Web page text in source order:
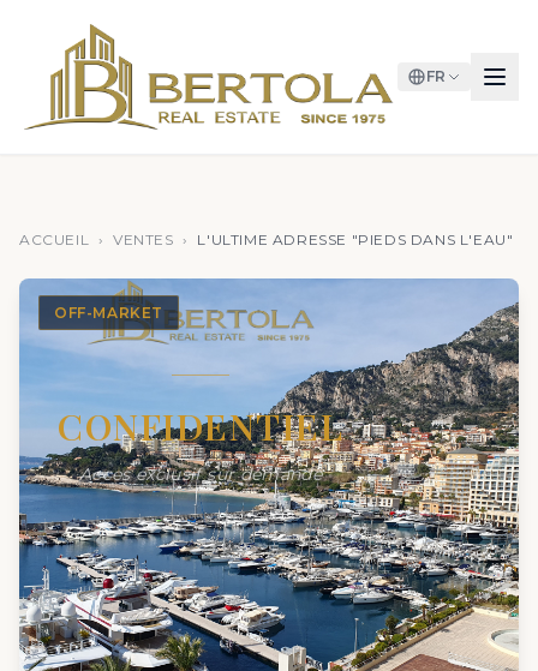
FR
ACCUEIL › VENTES › L'ULTIME ADRESSE "PIEDS DANS L'EAU"
CONFIDENTIEL
Acces exclusif sur demande
OFF-MARKET